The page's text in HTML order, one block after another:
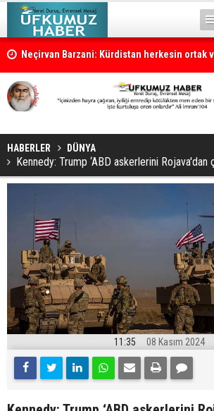
Neçirvan Barzani: Kürdistan herkesin ortak
HABERLER DÜNYA
Kennedy: Trump ‘ABD askerlerini Rojava'dan
11:35 08 Kasım 2024